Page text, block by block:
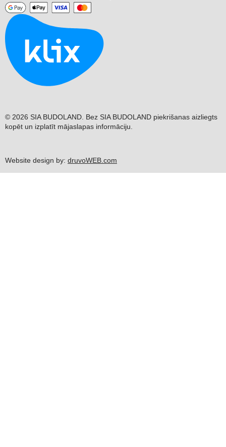
© 2026 SIA BUDOLAND. Bez SIA BUDOLAND piekrišanas aizliegts
kopēt un izplatīt mājaslapas informāciju.
Website design by: druvoWEB.com